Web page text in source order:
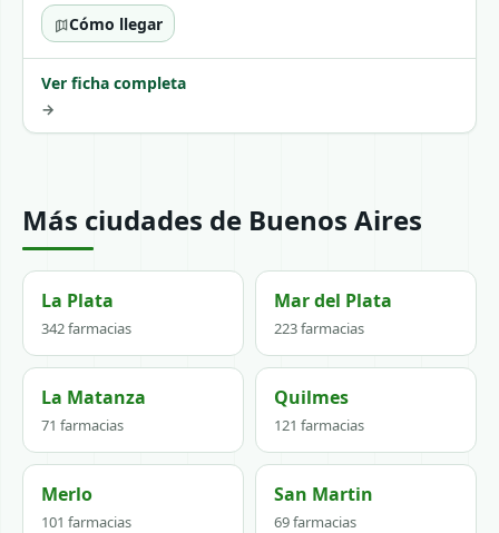
Cómo llegar
Ver ficha completa
→
Más ciudades de Buenos Aires
La Plata
342 farmacias
Mar del Plata
223 farmacias
La Matanza
71 farmacias
Quilmes
121 farmacias
Merlo
101 farmacias
San Martin
69 farmacias